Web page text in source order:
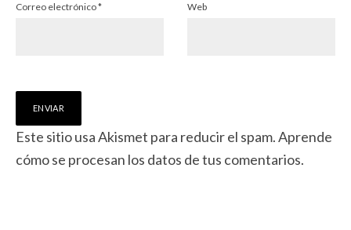
Correo electrónico* Web
Este sitio usa Akismet para reducir el spam.Aprende
cómo se procesan los datos de tus comentarios.